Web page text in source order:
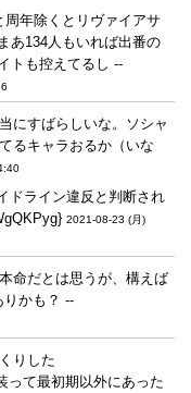
年除くとリヴァイアサ
あ134人もいれば出番の
トも控えてるし --
にすばらしいな。ソシャ
るキャラおるか（いな
ドライン違反と判断され
2021-08-23 (月)
命だとは思うが、構えば
りかも？ --
りした
って最初期以外にあった